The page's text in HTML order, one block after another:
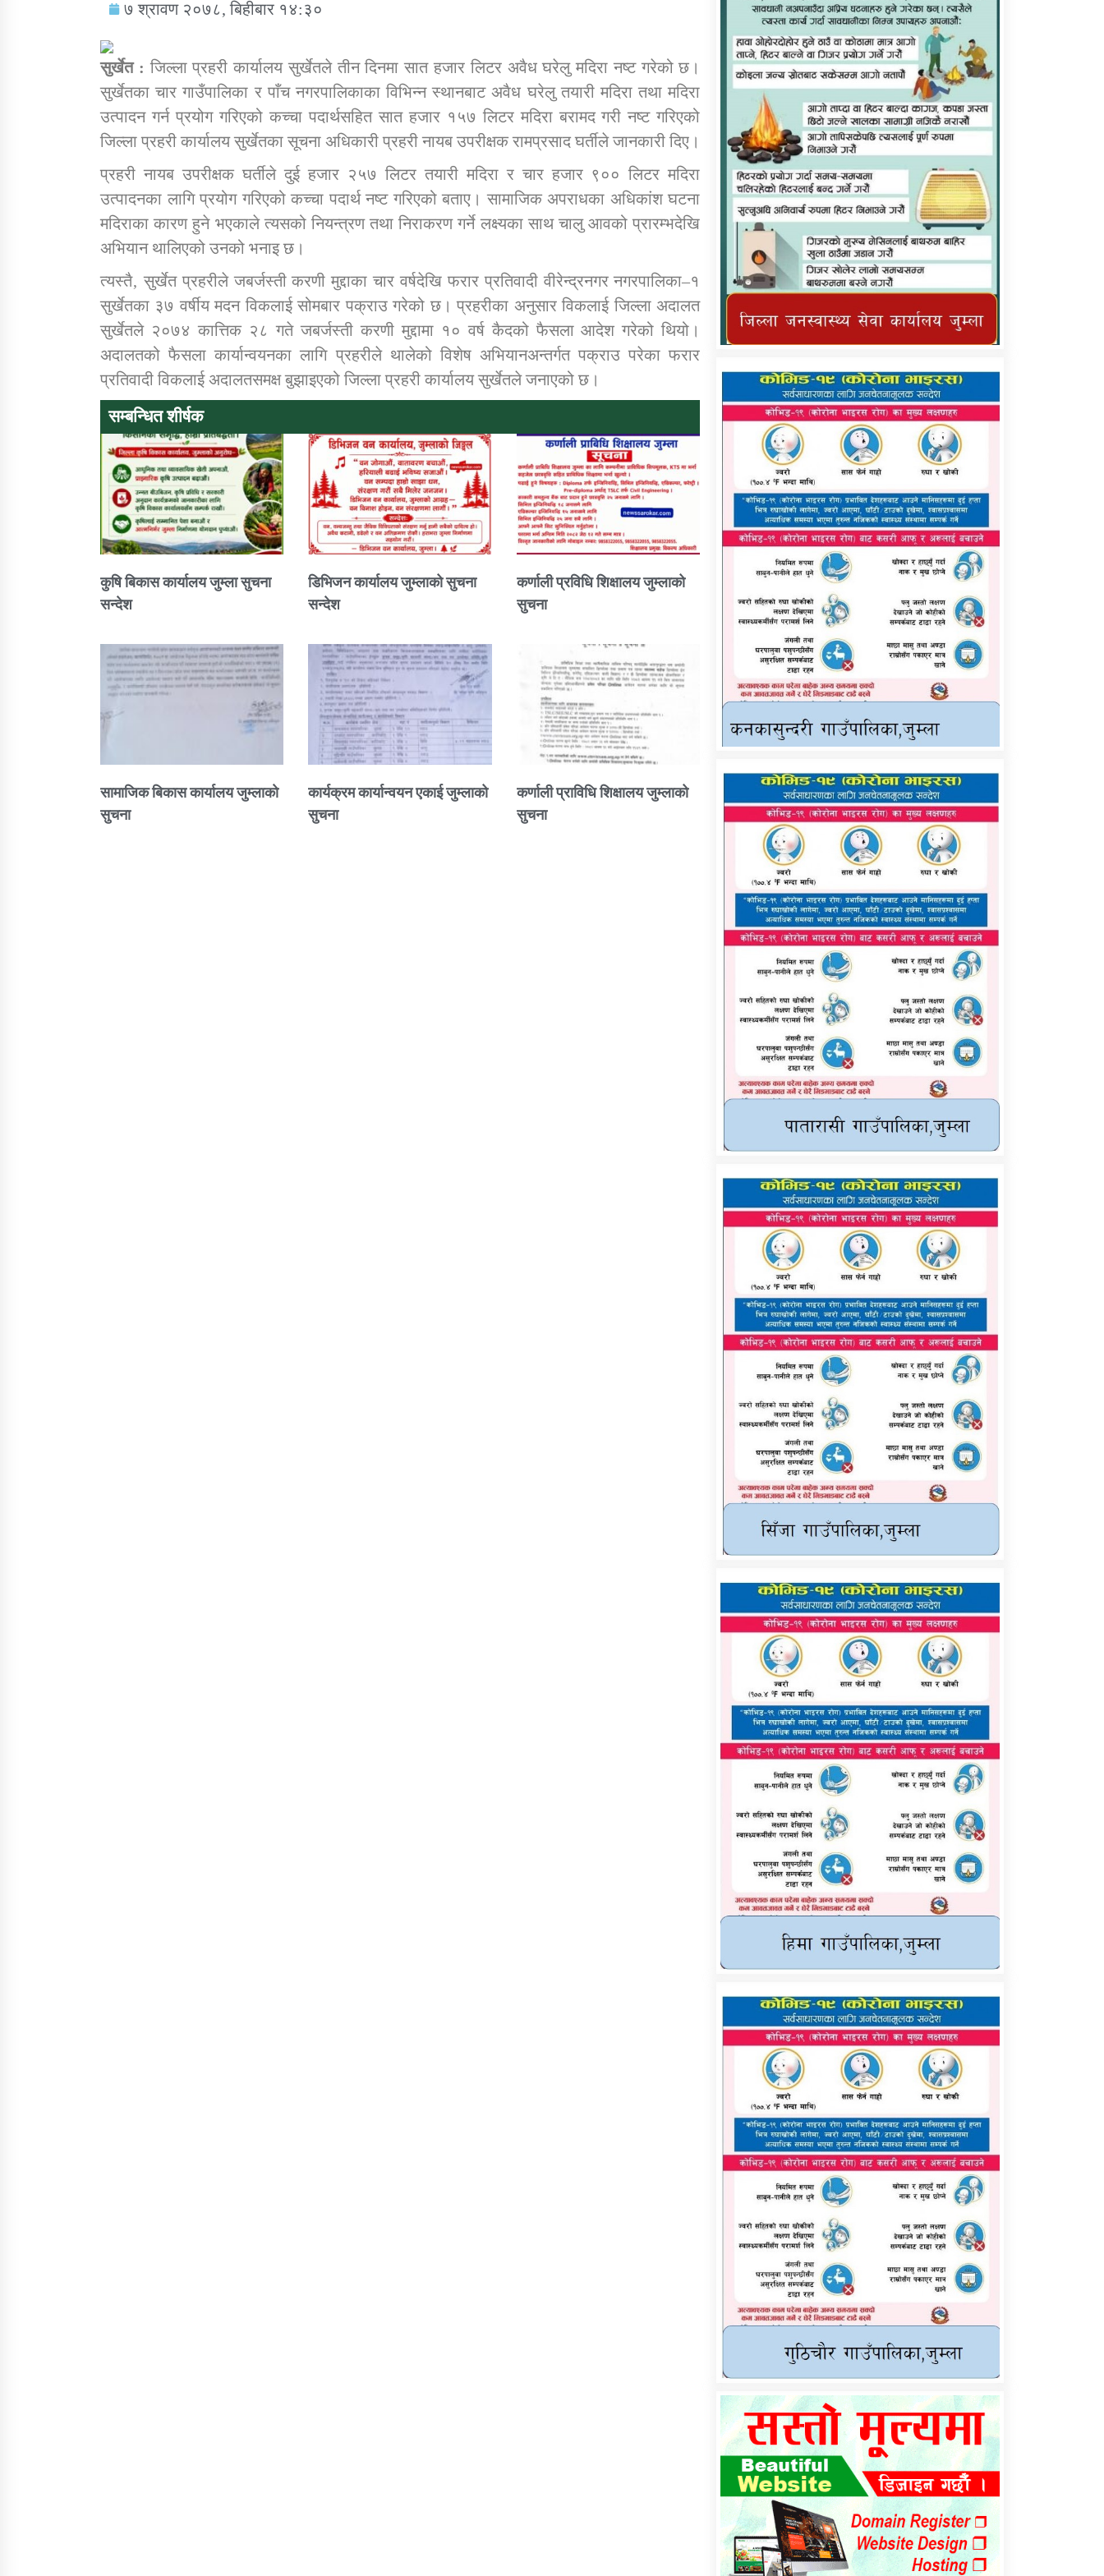
सामाजिक बिकास कार्यालय जुम्लाकाे सुचना कार्यक्रम कार्यान्वयन एकाई जुम्लाको सुचना कर्णाली प्राविधि शिक्षालय जुम्लाको सुचना
तातोपानी गाउँपालिकाको न्यायिक समिति सम्बन्धी
सन्देश
तातोपानी गाउँपालिका जुम्लाको महिला तथा
लैङ्गिक हिंसा सम्बन्धी सूचना सन्देश
तातोपानी गाउँपालिका जुम्लाको महिनावारी
तातोपानी गाउँपालिका जुम्लाको बालविवाह सन्देश
७ श्रावण २०७८, बिहीबार १४:३०
सुर्खेत : जिल्ला प्रहरी कार्यालय सुर्खेतले तीन दिनमा सात हजार लिटर अवैध घरेलु मदिरा नष्ट गरेको छ।
सुर्खेतका चार गाउँपालिका र पाँच नगरपालिकाका विभिन्न स्थानबाट अवैध घरेलु तयारी मदिरा तथा मदिरा
उत्पादन गर्न प्रयोग गरिएको कच्चा पदार्थसहित सात हजार १५७ लिटर मदिरा बरामद गरी नष्ट गरिएको
जिल्ला प्रहरी कार्यालय सुर्खेतका सूचना अधिकारी प्रहरी नायब उपरीक्षक रामप्रसाद घर्तीले जानकारी दिए।
प्रहरी नायब उपरीक्षक घर्तीले दुई हजार २५७ लिटर तयारी मदिरा र चार हजार ९०० लिटर मदिरा
उत्पादनका लागि प्रयोग गरिएको कच्चा पदार्थ नष्ट गरिएको बताए। सामाजिक अपराधका अधिकांश घटना
मदिराका कारण हुने भएकाले त्यसको नियन्त्रण तथा निराकरण गर्ने लक्ष्यका साथ चालु आवको प्रारम्भदेखि
अभियान थालिएको उनको भनाइ छ।
त्यस्तै‚ सुर्खेत प्रहरीले जबर्जस्ती करणी मुद्दाका चार वर्षदेखि फरार प्रतिवादी वीरेन्द्रनगर नगरपालिका–१
सुर्खेतका ३७ वर्षीय मदन विकलाई सोमबार पक्राउ गरेको छ। प्रहरीका अनुसार विकलाई जिल्ला अदालत
सुर्खेतले २०७४ कात्तिक २८ गते जबर्जस्ती करणी मुद्दामा १० वर्ष कैदको फैसला आदेश गरेको थियो।
अदालतको फैसला कार्यान्वयनका लागि प्रहरीले थालेको विशेष अभियानअन्तर्गत पक्राउ परेका फरार
प्रतिवादी विकलाई अदालतसमक्ष बुझाइएको जिल्ला प्रहरी कार्यालय सुर्खेतले जनाएको छ।
सम्बन्धित शीर्षक
कुषि बिकास कार्यालय जुम्ला सुचना
सन्देश
डिभिजन कार्यालय जुम्लाको सुचना
सन्देश
कर्णाली प्रविधि शिक्षालय जुम्लाको
सुचना
सामाजिक बिकास कार्यालय जुम्लाकाे
सुचना
कार्यक्रम कार्यान्वयन एकाई जुम्लाको
सुचना
कर्णाली प्राविधि शिक्षालय जुम्लाको
सुचना